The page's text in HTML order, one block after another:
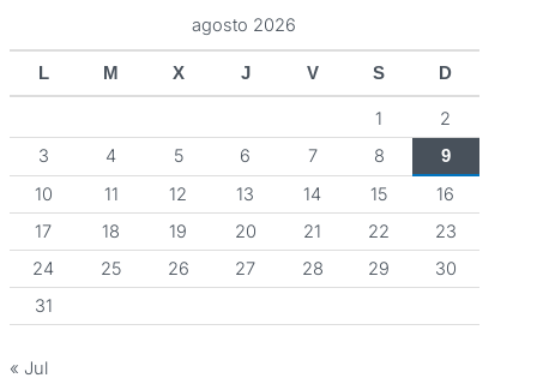
agosto 2026
L M X J V S D
1
2
3
4 5 6 7 8 9
10 11 12 13 14 15
16
17
18 19 20 21 22
23
24
25 26 27 28 29
30
31
« Jul